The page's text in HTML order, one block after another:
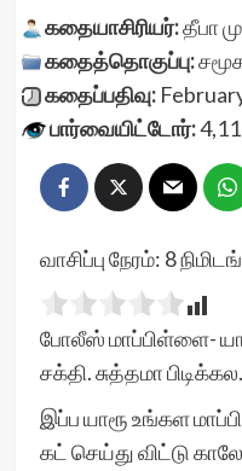
கதையாசிரியர்:தீபா
கதைத்தொகுப்பு:
கதைப்பதிவு:
பார்வையிட்டோர்:
வாசிப்பு நேரம்: 8
போலீஸ் மாப்பிள்ளை-
சக்தி. சுத்தமா பிடிக்கல.
இப்ப யாரூ உங்கள
கட் செய்து விட்டு